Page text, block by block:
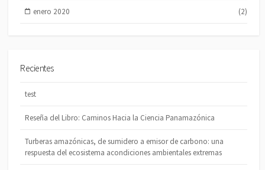
enero 2020 (2)
Recientes
test
Reseña del Libro: Caminos Hacia la Ciencia Panamazónica
Turberas amazónicas, de sumidero a emisor de carbono: una
respuesta del ecosistema acondiciones ambientales extremas